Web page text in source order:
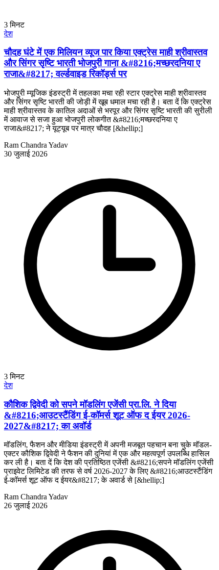
3मिनट
देश
चौदह घंटे में एक मिलियन व्यूज पार किया एक्ट्रेस माही श्रीवास्तव
और सिंगर सृष्टि भारती भोजपुरी गाना &#8216;मच्छरदनिया ए
राजा&#8217; वर्ल्डवाइड रिकॉर्ड्स पर
भोजपुरी म्यूजिक इंडस्ट्री में तहलका मचा रही स्टार एक्ट्रेस माही श्रीवास्तव
और सिंगर सृष्टि भारती की जोड़ी में खूब धमाल मचा रही है। बता दें कि एक्ट्रेस
माही श्रीवास्तव के कातिल अदाओं से भरपूर और सिंगर सृष्टि भारती की सुरीली
में आवाज से सजा हुआ भोजपुरी लोकगीत &#8216;मच्छरदनिया ए
राजा&#8217; ने यूट्यूब पर मात्र चौदह [&hellip;]
Ram Chandra Yadav
30 जुलाई 2026
3मिनट
देश
कौशिक द्विवेदी को सपने मॉडलिंग एजेंसी प्रा.लि. ने दिया
&#8216;आउटस्टैंडिंग ई-कॉमर्स शूट ऑफ द ईयर 2026-
2027&#8217; का अवॉर्ड
मॉडलिंग, फैशन और मीडिया इंडस्ट्री में अपनी मजबूत पहचान बना चुके मॉडल-
एक्टर कौशिक द्विवेदी ने फैशन की दुनियां में एक और महत्वपूर्ण उपलब्धि हासिल
कर ली है। बता दें कि देश की प्रतिष्ठित एजेंसी &#8216;सपने मॉडलिंग एजेंसी
प्राइवेट लिमिटेड की तरफ से वर्ष 2026-2027 के लिए &#8216;आउटस्टैंडिंग
ई-कॉमर्स शूट ऑफ द ईयर&#8217; के अवार्ड से [&hellip;]
Ram Chandra Yadav
26 जुलाई 2026